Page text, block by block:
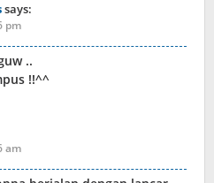
says:
pm
..
!!^^
am